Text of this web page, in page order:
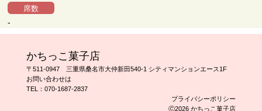
席数
-
かちっこ菓子店
〒511-0947 三重県桑名市大仲新田540-1 シティマンションエース1F
お問い合わせは
TEL： 070-1687-2837
プライバシーポリシー
Ⓒ2026 かちっこ菓子店